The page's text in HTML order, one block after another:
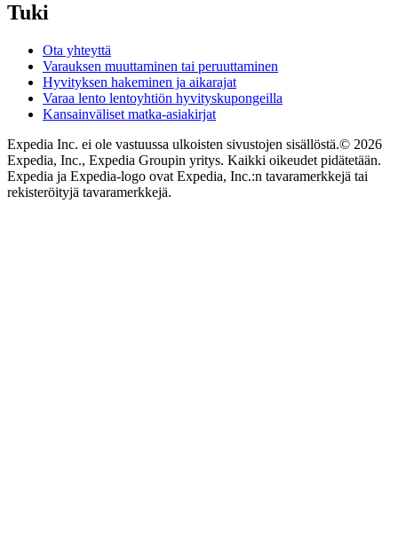
Tuki
Ota yhteyttä
Varauksen muuttaminen tai peruuttaminen
Hyvityksen hakeminen ja aikarajat
Varaa lento lentoyhtiön hyvityskupongeilla
Kansainväliset matka-asiakirjat
Expedia Inc. ei ole vastuussa ulkoisten sivustojen sisällöstä.© 2026
Expedia, Inc., Expedia Groupin yritys. Kaikki oikeudet pidätetään.
Expedia ja Expedia-logo ovat Expedia, Inc.:n tavaramerkkejä tai
rekisteröityjä tavaramerkkejä.